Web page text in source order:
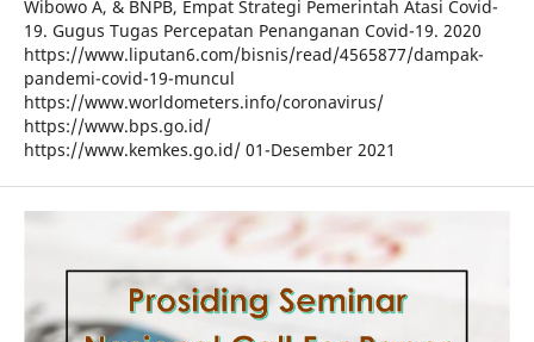
Wibowo A, & BNPB, Empat Strategi Pemerintah Atasi Covid-
19. Gugus Tugas Percepatan Penanganan Covid-19. 2020
https://www.liputan6.com/bisnis/read/4565877/dampak-
pandemi-covid-19-muncul
https://www.worldometers.info/coronavirus/
https://www.bps.go.id/
https://www.kemkes.go.id/ 01-Desember 2021